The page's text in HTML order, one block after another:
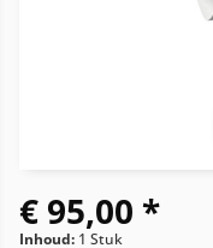
€ 95,00 *
Inhoud: 1 Stuk